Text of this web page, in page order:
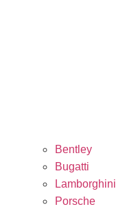
Bentley
Bugatti
Lamborghini
Porsche